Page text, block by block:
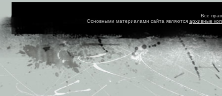
Все
Основными материалами сайта являются архивные